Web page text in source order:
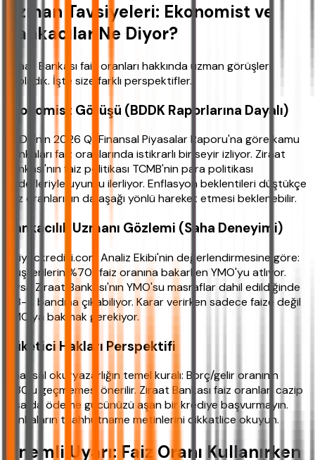
Uzman Tavsiyeleri: Ekonomist ve
Bankacılar Ne Diyor?
Ziraat Bankası faiz oranları hakkında uzman görüşleri
topladık. İşte size farklı perspektifler.
Ekonomist Görüşü (BDDK Raporlarına Dayalı)
BDDK'nın 2026 Q1 Finansal Piyasalar Raporu'na göre kamu
bankaları faiz oranlarında istikrarlı bir seyir izliyor. Ziraat
Bankası'nın faiz politikası TCMB'nin para politikası
hedefleriyle uyumlu ilerliyor. Enflasyon beklentileri düştükçe
faiz oranlarının da aşağı yönlü hareket etmesi beklenebilir.
Bankacılık Uzmanı Gözlemi (Saha Deneyimi)
ihtiyackredisi.com Analiz Ekibi'nin değerlendirmesine göre:
Müşterilerin %70'i faiz oranına bakarken YMO'yu atlıyor.
Oysa Ziraat Bankası'nın YMO'su masraflar dahil edildiğinde
%3-4 bandına çıkabiliyor. Karar verirken sadece faize değil
YMO'ya bakmak gerekiyor.
Tüketici Hakları Perspektifi
Finansal okuryazarlığın temel kuralı: Borç/gelir oranının
%30'u geçmemesi önerilir. Ziraat Bankası faiz oranları cazip
olsa da ödeme gücünüzü aşan bir krediye başvurmayın.
Bankaların taahhütname metinlerini dikkatlice okuyun.
Önemli Uyarı: Faiz Oranı Kullanırken